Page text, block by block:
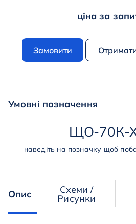
ціна за
Замовити
Умовні позначення
ЩО-70К-
наведіть на позначку щоб
Опис Схеми /
Рисунки